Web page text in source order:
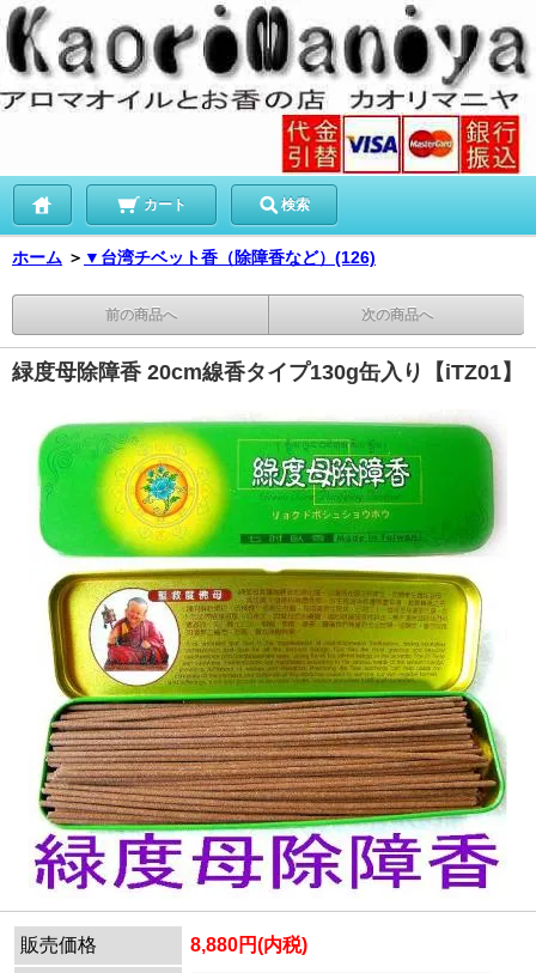
カート 検索
ホーム ＞ ▼台湾チベット香（除障香など）(126)
前の商品へ 次の商品へ
緑度母除障香 20cm線香タイプ130g缶入り【iTZ01】
販売価格 8,880円(内税)